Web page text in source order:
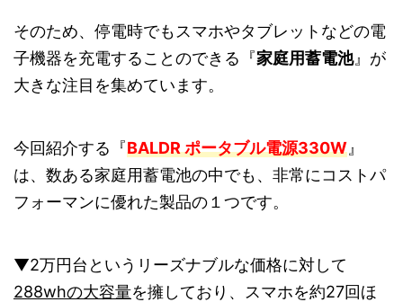
そのため、停電時でもスマホやタブレットなどの電
子機器を充電することのできる『家庭用蓄電池』が
大きな注目を集めています。
今回紹介する『BALDR ポータブル電源330W 』
は、数ある家庭用蓄電池の中でも、非常にコストパ
フォーマンに優れた製品の１つです。
▼2万円台というリーズナブルな価格に対して
288whの大容量を擁しており、スマホを約27回ほ